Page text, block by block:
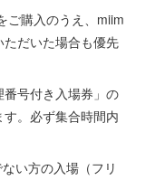
ご購入のうえ、miim
だいた場合も優先
号付き入場券」の
。必ず集合時間内
い方の入場（フリ